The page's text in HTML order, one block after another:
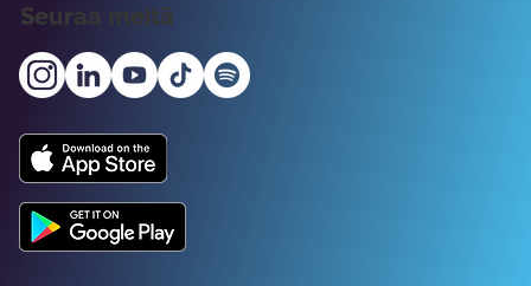
Seuraa meitä